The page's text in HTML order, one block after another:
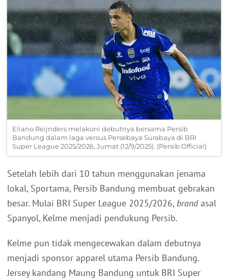
Eliano Reijnders melakoni debutnya bersama Persib
Bandung dalam laga versus Persebaya Surabaya di BRI
Super League 2025/2026, Jumat (12/9/2025). (Persib Official)
Setelah lebih dari 10 tahun menggunakan jenama
lokal, Sportama, Persib Bandung membuat gebrakan
besar. Mulai BRI Super League 2025/2026, brandasal
Spanyol, Kelme menjadi pendukung Persib.
Kelme pun tidak mengecewakan dalam debutnya
menjadi sponsor apparel utama Persib Bandung.
Jersey kandang Maung Bandung untuk BRI Super